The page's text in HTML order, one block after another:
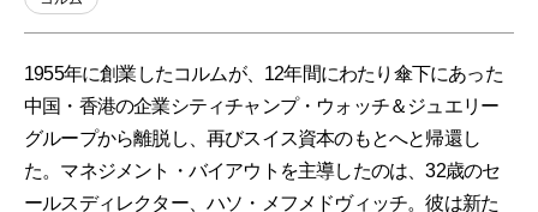
1955年に創業したコルムが、12年間にわたり傘下にあった
中国・香港の企業シティチャンプ・ウォッチ＆ジュエリー
グループから離脱し、再びスイス資本のもとへと帰還し
た。マネジメント・バイアウトを主導したのは、32歳のセ
ールスディレクター、ハソ・メフメドヴィッチ。彼は新た